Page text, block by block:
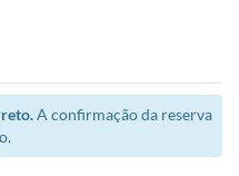
A confirmação da reserva